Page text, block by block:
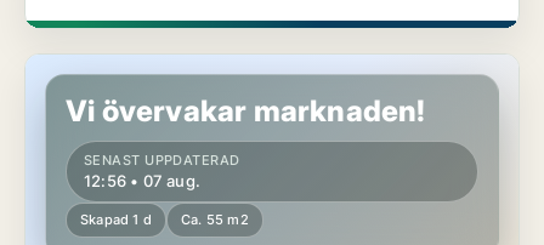
Lägenhet i Malmö
Vi övervakar marknaden!
SENAST UPPDATERAD
12:56 • 07 aug.
Skapad 1 d Ca. 55 m2